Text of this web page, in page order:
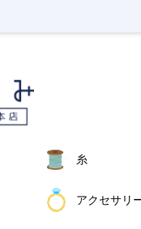
糸
アクセサリ